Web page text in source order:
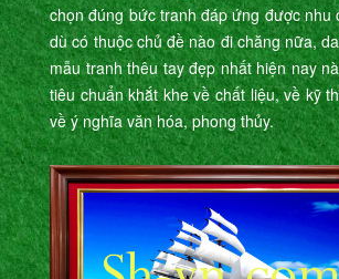
chọn đúng bức tranh đáp ứng được nhu
dù có thuộc chủ đề nào đi chăng nữa,
mẫu tranh thêu tay đẹp nhất hiện nay
tiêu chuẩn khắt khe về chất liệu, về kỹ
về ý nghĩa văn hóa, phong thủy.